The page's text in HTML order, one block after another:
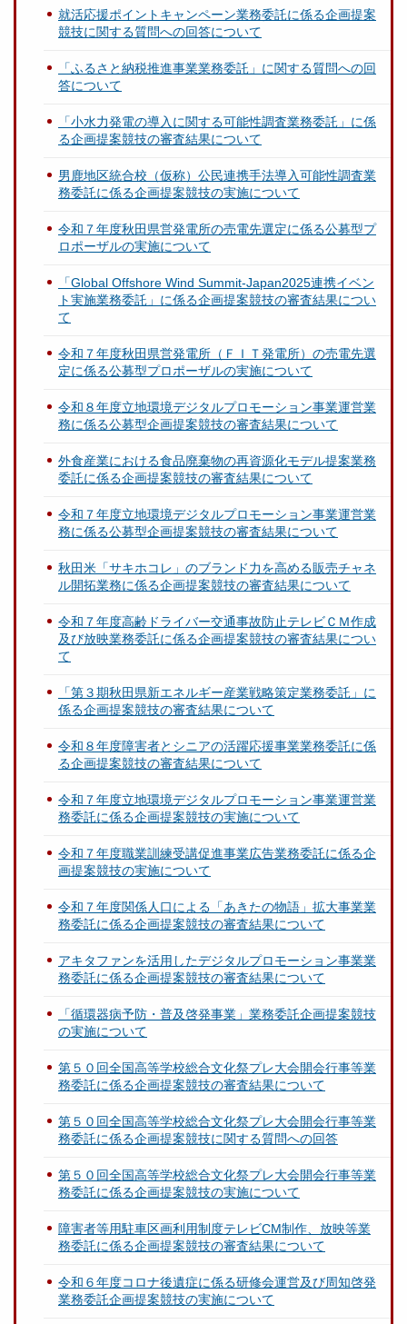
就活応援ポイントキャンペーン業務委託に係る企画提案
競技に関する質問への回答について
「ふるさと納税推進事業業務委託」に関する質問への回
答について
「小水力発電の導入に関する可能性調査業務委託」に係
る企画提案競技の審査結果について
男鹿地区統合校（仮称）公民連携手法導入可能性調査業
務委託に係る企画提案競技の実施について
令和７年度秋田県営発電所の売電先選定に係る公募型プ
ロポーザルの実施について
「Global Offshore Wind Summit-Japan2025連携イベン
ト実施業務委託」に係る企画提案競技の審査結果につい
て
令和７年度秋田県営発電所（ＦＩＴ発電所）の売電先選
定に係る公募型プロポーザルの実施について
令和８年度立地環境デジタルプロモーション事業運営業
務に係る公募型企画提案競技の審査結果について
外食産業における食品廃棄物の再資源化モデル提案業務
委託に係る企画提案競技の審査結果について
令和７年度立地環境デジタルプロモーション事業運営業
務に係る公募型企画提案競技の審査結果について
秋田米「サキホコレ」のブランド力を高める販売チャネ
ル開拓業務に係る企画提案競技の審査結果について
令和７年度高齢ドライバー交通事故防止テレビＣＭ作成
及び放映業務委託に係る企画提案競技の審査結果につい
て
「第３期秋田県新エネルギー産業戦略策定業務委託」に
係る企画提案競技の審査結果について
令和８年度障害者とシニアの活躍応援事業業務委託に係
る企画提案競技の審査結果について
令和７年度立地環境デジタルプロモーション事業運営業
務委託に係る企画提案競技の実施について
令和７年度職業訓練受講促進事業広告業務委託に係る企
画提案競技の実施について
令和７年度関係人口による「あきたの物語」拡大事業業
務委託に係る企画提案競技の審査結果について
アキタファンを活用したデジタルプロモーション事業業
務委託に係る企画提案競技の審査結果について
「循環器病予防・普及啓発事業」業務委託企画提案競技
の実施について
第５０回全国高等学校総合文化祭プレ大会開会行事等業
務委託に係る企画提案競技の審査結果について
第５０回全国高等学校総合文化祭プレ大会開会行事等業
務委託に係る企画提案競技に関する質問への回答
第５０回全国高等学校総合文化祭プレ大会開会行事等業
務委託に係る企画提案競技の実施について
障害者等用駐車区画利用制度テレビCM制作、放映等業
務委託に係る企画提案競技の審査結果について
令和６年度コロナ後遺症に係る研修会運営及び周知啓発
業務委託企画提案競技の実施について